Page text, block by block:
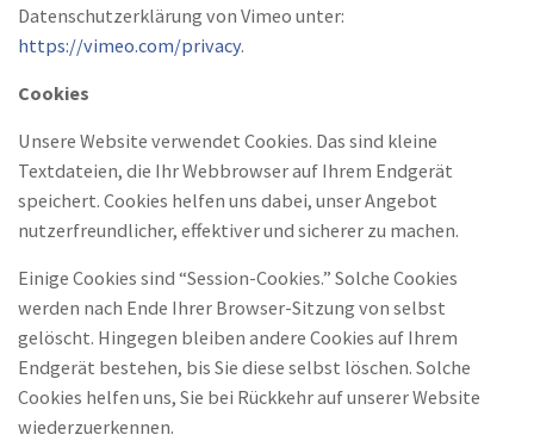
Datenschutzerklärung von Vimeo unter:
https://vimeo.com/privacy.
Cookies
Unsere Website verwendet Cookies. Das sind kleine
Textdateien, die Ihr Webbrowser auf Ihrem Endgerät
speichert. Cookies helfen uns dabei, unser Angebot
nutzerfreundlicher, effektiver und sicherer zu machen.
Einige Cookies sind “Session-Cookies.” Solche Cookies
werden nach Ende Ihrer Browser-Sitzung von selbst
gelöscht. Hingegen bleiben andere Cookies auf Ihrem
Endgerät bestehen, bis Sie diese selbst löschen. Solche
Cookies helfen uns, Sie bei Rückkehr auf unserer Website
wiederzuerkennen.